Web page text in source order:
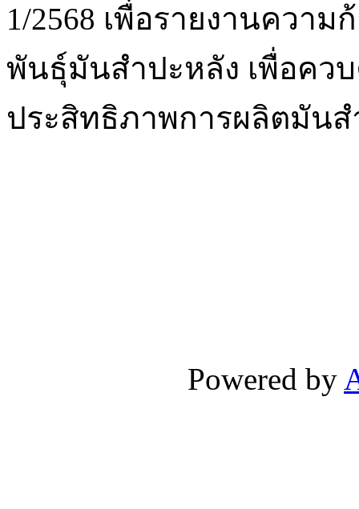
1/2568 เพื่อรายงานควา
พันธุ์มันสำปะหลัง เพื่อคว
ประสิทธิภาพการผลิตมันส
Powered by